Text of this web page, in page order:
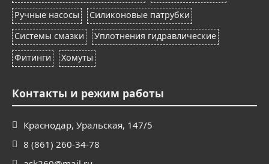
Ручные насосы
Силиконовые патрубки
Системы смазки
Уплотнения гидравлические
Фитинги
Хомуты
Контакты и режим работы
Краснодар, Уральская, 147/5
8 (861) 260-34-78